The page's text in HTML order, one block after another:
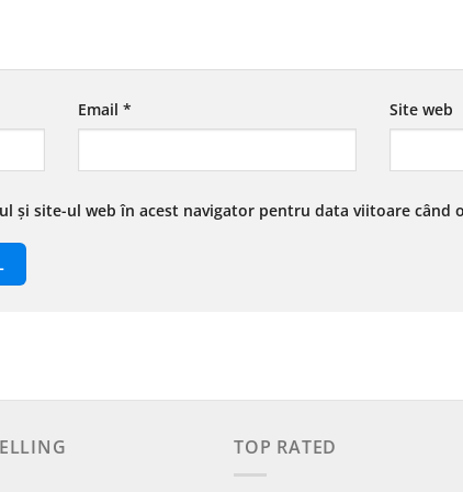
Email* Site web
și site-ul web în acest navigator pentru data viitoare când
TOP RATED